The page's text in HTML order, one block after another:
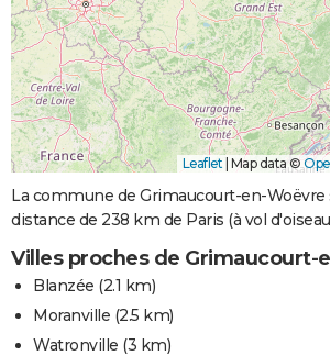
Leaflet Map data ©
La commune de Grimaucourt-en-Woëvre
distance de 238 km de Paris (à vol
Villes proches de Grimaucourt-
Blanzée (2.1 km)
Moranville (2.5 km)
Watronville (3 km)